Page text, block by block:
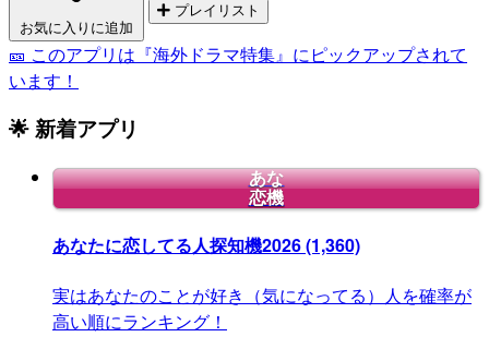
お気に入りに追加
プレイリスト
🎫 このアプリは『海外ドラマ特集』にピックアップされて
います！
🌟 新着アプリ
あな
恋機
あなたに恋してる人探知機2026(1,360)
実はあなたのことが好き（気になってる）人を確率が
高い順にランキング！